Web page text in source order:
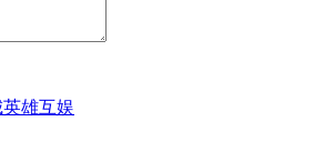
英雄互娱